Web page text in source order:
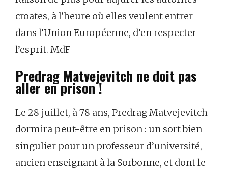
croates, à l’heure où elles veulent entrer
dans l’Union Européenne, d’en respecter
l’esprit. MdF
Predrag Matvejevitch ne doit pas
aller en prison !
Le 28 juillet, à 78 ans, Predrag Matvejevitch
dormira peut-être en prison : un sort bien
singulier pour un professeur d’université,
ancien enseignant à la Sorbonne, et dont le